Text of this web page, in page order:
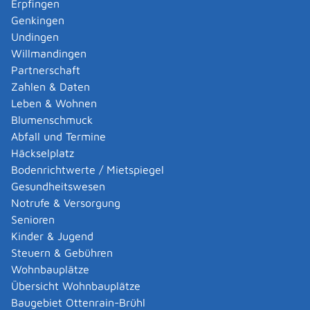
Erpfingen
Genkingen
Undingen
Willmandingen
Partnerschaft
Zahlen & Daten
Leben & Wohnen
Blumenschmuck
Abfall und Termine
Häckselplatz
Bodenrichtwerte / Mietspiegel
Gesundheitswesen
Notrufe & Versorgung
Senioren
Kinder & Jugend
Steuern & Gebühren
Wohnbauplätze
Übersicht Wohnbauplätze
Baugebiet Ottenrain-Brühl
Klasse B und, sofern die Fahrlehrerlaubnis
zusätzlich für die Klasse A, CE oder DE erteilt
werden soll, jeweils auch seit zwei Jahren die
Fahrerlaubnis der Klasse A2, CE oder D besitzt,
innerhalb der letzten drei Jahre vor Erteilung der
Fahrlehrerlaubnis zum Fahrlehrer ausgebildet
wurde,
die fachliche und pädagogische Eignung durch
erfolgreiches Bestehen der Fahrlehrerprüfungen
nachweist,
über die für die Ausübung der Berufstätigkeit
erforderlichen Kenntnisse der deutschen Sprache
verfügt.
Verfahrensablauf
Die Ausbildung zum Fahrlehrer kann nur in einer
anerkannten Fahrlehrer-Ausbildungsstätte erfolgen.
Dabei ist nicht nur die theoretische Ausbildung, sondern